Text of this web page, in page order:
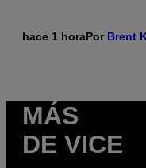
hace 1 horaPor Brent
MÁS
DE VICE